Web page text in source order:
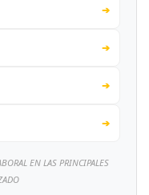
➔
➔
➔
➔
EN LAS PRINCIPALES